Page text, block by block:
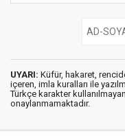
UYARI: Küfür, hakaret,
içeren, imla kuralları ile
Türkçe karakter
onaylanmamaktadır.